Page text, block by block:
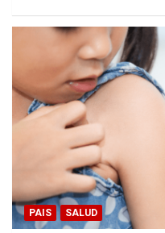
PAIS SALUD